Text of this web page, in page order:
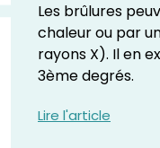
Les brûlures
chaleur ou par
rayons X). Il en
3ème degrés.
Lire l'article